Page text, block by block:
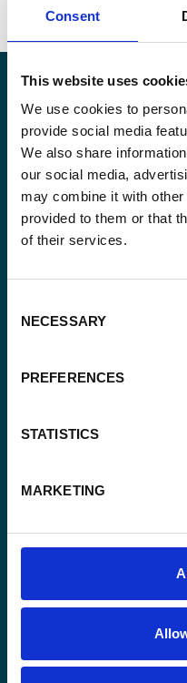
Consent
This website uses
We use cookies to
provide social media
We also share
our social media,
may combine it with
provided to them or that
of their services.
Selection
NECESSARY
PREFERENCES
STATISTICS
MARKETING
Blijf op de
Blijf op de hoogte van
internationale
Belgisch perspectief.
(Vereist)
ik
me
Ja, ik schrijf me in.